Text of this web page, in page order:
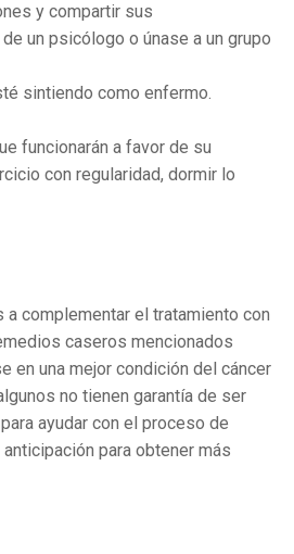
y compartir sus
un psicólogo o únase a un grupo
sintiendo como enfermo.
funcionarán a favor de su
con regularidad, dormir lo
complementar el tratamiento con
caseros mencionados
en una mejor condición del cáncer
no tienen garantía de ser
ayudar con el proceso de
para obtener más